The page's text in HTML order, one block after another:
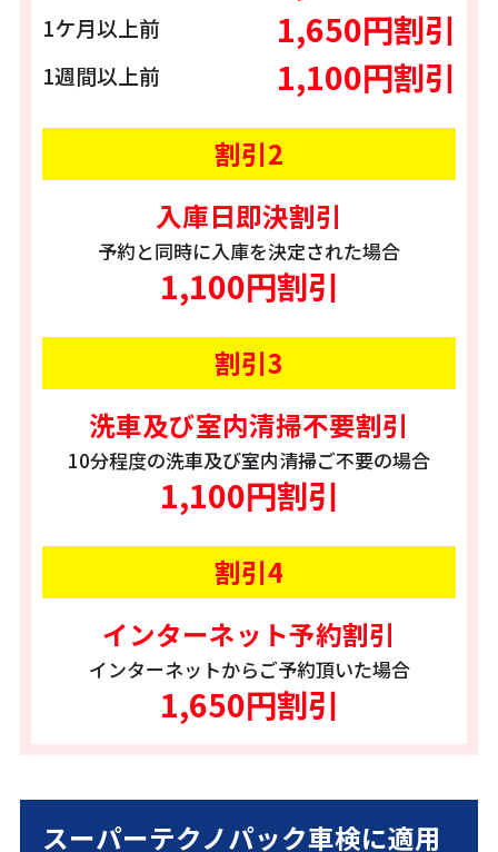
1ケ月以上前 1,650円割引
1週間以上前 1,100円割引
割引2
入庫日即決割引
予約と同時に入庫を決定された場合
1,100円割引
割引3
洗車及び室内清掃不要割引
10分程度の洗車及び室内清掃ご不要の場合
1,100円割引
割引4
インターネット予約割引
インターネットからご予約頂いた場合
1,650円割引
スーパーテクノパック車検に適用